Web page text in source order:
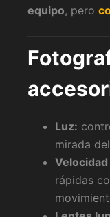
equipo, pero
Luz:
mirada
rápidas